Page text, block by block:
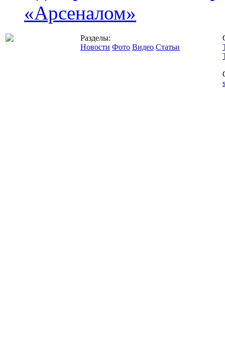
«Арсеналом»
Разделы:
Новости Фото Видео Статьи